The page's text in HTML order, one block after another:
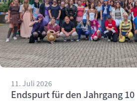
11. Juli 2026
Endspurt für den Jahrgang 10